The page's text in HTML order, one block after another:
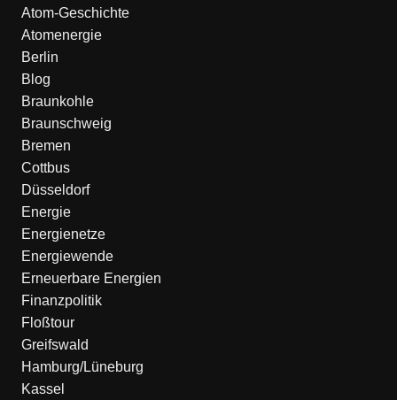
Atom-Geschichte
Atomenergie
Berlin
Blog
Braunkohle
Braunschweig
Bremen
Cottbus
Düsseldorf
Energie
Energienetze
Energiewende
Erneuerbare Energien
Finanzpolitik
Floßtour
Greifswald
Hamburg/Lüneburg
Kassel